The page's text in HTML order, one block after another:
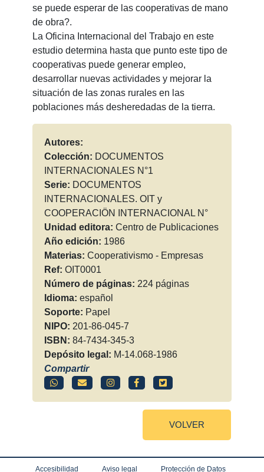
se puede esperar de las cooperativas de mano
de obra?.
La Oficina Internacional del Trabajo en este
estudio determina hasta que punto este tipo de
cooperativas puede generar empleo,
desarrollar nuevas actividades y mejorar la
situación de las zonas rurales en las
poblaciones más desheredadas de la tierra.
Autores:
Colección: DOCUMENTOS
INTERNACIONALES N°1
Serie: DOCUMENTOS
INTERNACIONALES. OIT y
COOPERACIÖN INTERNACIONAL N°
Unidad editora: Centro de Publicaciones
Año edición: 1986
Materias: Cooperativismo - Empresas
Ref: OIT0001
Número de páginas: 224 páginas
Idioma: español
Soporte: Papel
NIPO: 201-86-045-7
ISBN: 84-7434-345-3
Depósito legal: M-14.068-1986
Compartir
VOLVER
Accesibilidad Aviso legal Protección de Datos